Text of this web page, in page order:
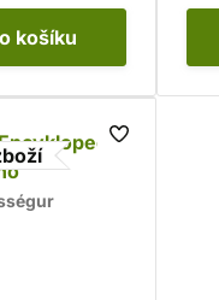
košíku